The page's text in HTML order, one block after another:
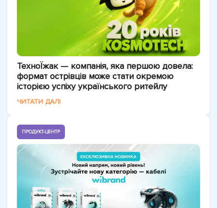
ТехноЇжак — компанія, яка першою довела:
формат острівців може стати окремою
історією успіху українського ритейлу
ЧИТАТИ ДАЛІ
ПРОДУКТ-ЦЕНТР